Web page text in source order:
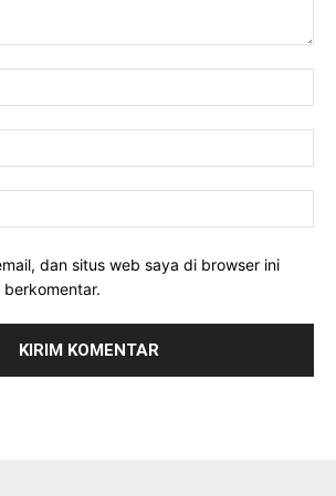
dan situs web saya di browser ini